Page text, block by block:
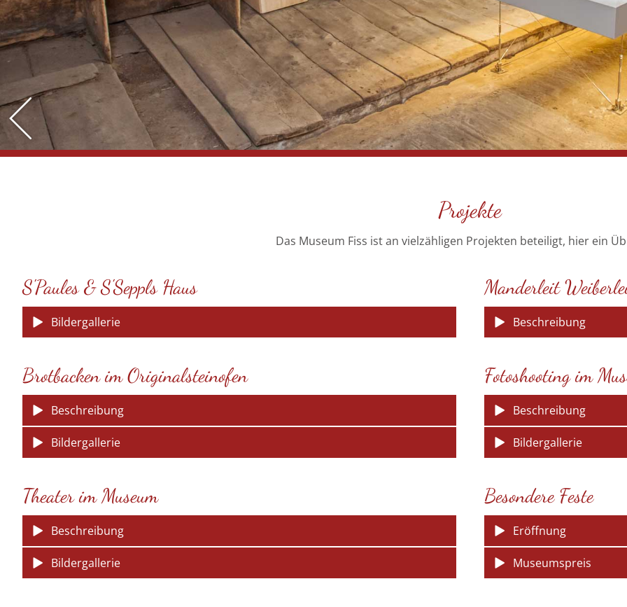
Projekte
Das Museum Fiss ist an vielzähligen Projekten beteiligt, hier ein
S'Paules & S'Seppls Haus
Bildergallerie
Manderleit
Beschreibung
Brotbacken im Originalsteinofen
Beschreibung
Bildergallerie
Fotoshooting im
Beschreibung
Bildergallerie
Theater im Museum
Beschreibung
Bildergallerie
Besondere Feste
Eröffnung
Museumspreis